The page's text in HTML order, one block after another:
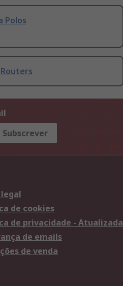
Polos
Subscrever
de cookies
de privacidade - Atualizada
de emails
de venda